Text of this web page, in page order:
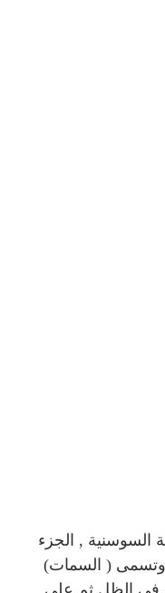
السوسنية , الجزء
وتسمى ( السمات)
فى الظل ثم على